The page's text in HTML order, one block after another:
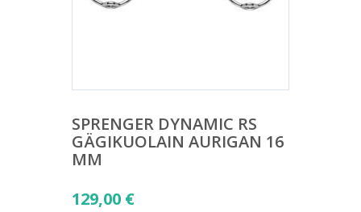
SPRENGER DYNAMIC RS
GÄGIKUOLAIN AURIGAN 16
MM
129,00 €